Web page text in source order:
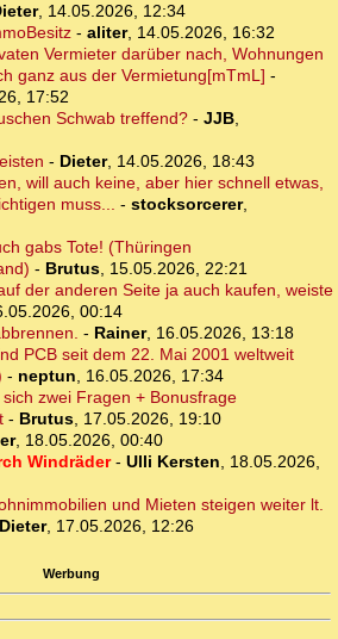
, 14.05.2026, 12:34
- aliter, 14.05.2026, 16:32
Vermieter darüber nach, Wohnungen
ganz aus der Vermietung[mTmL] -
17:52
Schwab treffend?- JJB,
- Dieter, 14.05.2026, 18:43
will auch keine, aber hier schnell etwas,
muss... - stocksorcerer,
gabs Tote! (Thüringen
- Brutus, 15.05.2026, 22:21
der anderen Seite ja auch kaufen, weiste
00:14
- Rainer, 16.05.2026, 13:18
PCB seit dem 22. Mai 2001 weltweit
- neptun, 16.05.2026, 17:34
zwei Fragen + Bonusfrage
- Brutus, 17.05.2026, 19:10
, 18.05.2026, 00:40
Windräder- Ulli Kersten, 18.05.2026,
und Mieten steigen weiter lt.
Dieter, 17.05.2026, 12:26
Werbung